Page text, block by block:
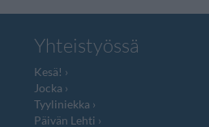
Yhteistyössä
Kesä!
Jocka
Tyyliniekka
Päivän Lehti